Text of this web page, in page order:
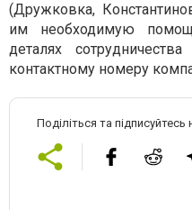
(Дружковка,
им необходимую
деталях
контактному номеру
Поділіться та